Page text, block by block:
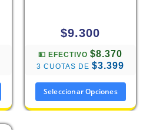
$9.300
💵 EFECTIVO$8.370
3 CUOTAS DE$3.399
Seleccionar Opciones